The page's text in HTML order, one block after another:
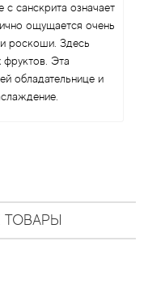
с санскрита означает
ощущается очень
роскоши. Здесь
Эта
обладательнице и